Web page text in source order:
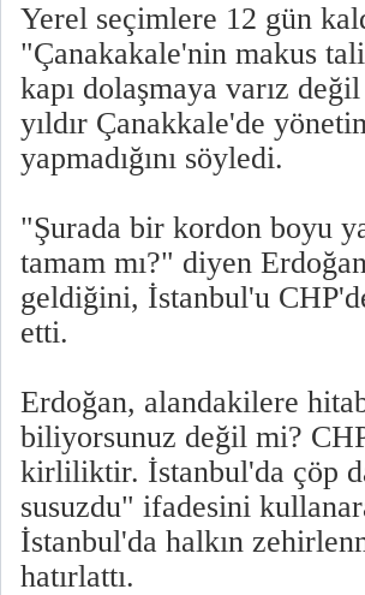
Yerel seçimlere 12 gün
"Çanakakale'nin makus
kapı dolaşmaya varız
yıldır Çanakkale'de
yapmadığını söyledi.
"Şurada bir kordon boyu
tamam mı?" diyen
geldiğini, İstanbul'u
etti.
Erdoğan, alandakilere
biliyorsunuz değil mi?
kirliliktir. İstanbul'da çöp
susuzdu" ifadesini
İstanbul'da halkın
hatırlattı.